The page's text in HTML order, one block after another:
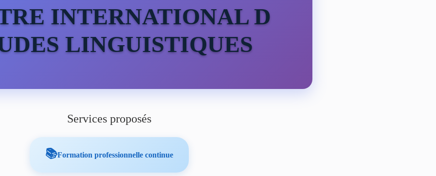
INTERNATIONAL D
LINGUISTIQUES
Services proposés
📚Formation professionnelle continue